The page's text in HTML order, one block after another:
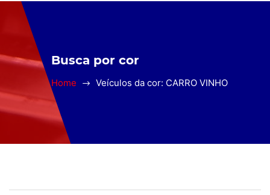
Busca por cor
Home Veículos da cor: CARRO VINHO